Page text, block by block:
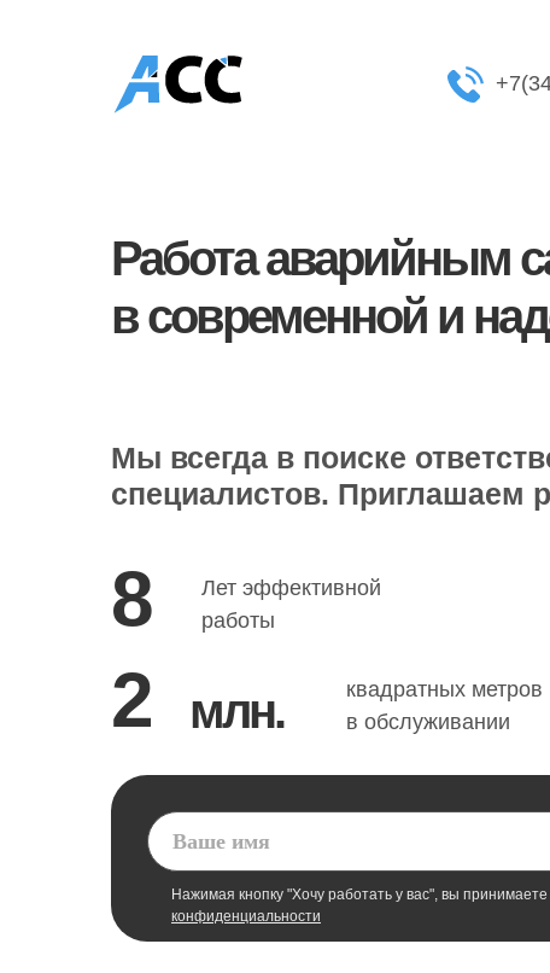
Работа аварийным
в современной и
Нажимая кнопку "Хочу работать у вас", вы принимаете
конфиденциальности
Мы всегда в поиске
специалистов. Приглашаем
8
Лет эффективной
работы
2
квадратных метров
в обслуживании
млн.